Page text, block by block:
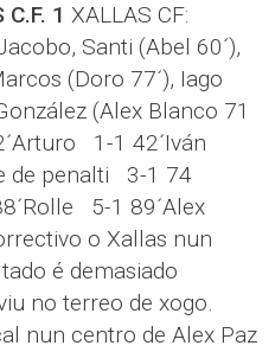
1 XALLAS CF:
Santi (Abel 60´),
(Doro 77´), Iago
(Alex Blanco 71
1-1 42´Iván
de penalti 3-1 74
5-1 89´Alex
o Xallas nun
é demasiado
no terreo de xogo.
nun centro de Alex Paz